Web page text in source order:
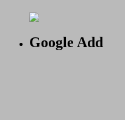
Google Add